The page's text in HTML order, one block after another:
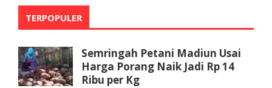
TERPOPULER
Semringah Petani Madiun Usai
Harga Porang Naik Jadi Rp 14
Ribu per Kg